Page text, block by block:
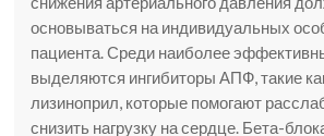
основываться на индивидуальных
пациента. Среди наиболее
выделяются ингибиторы АПФ, такие
лизиноприл, которые помогают
снизить нагрузку на сердце. Бета-